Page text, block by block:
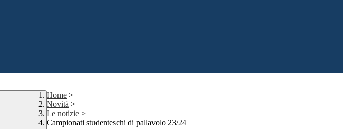
Home >
Novità >
Le notizie >
Campionati studenteschi di pallavolo 23/24